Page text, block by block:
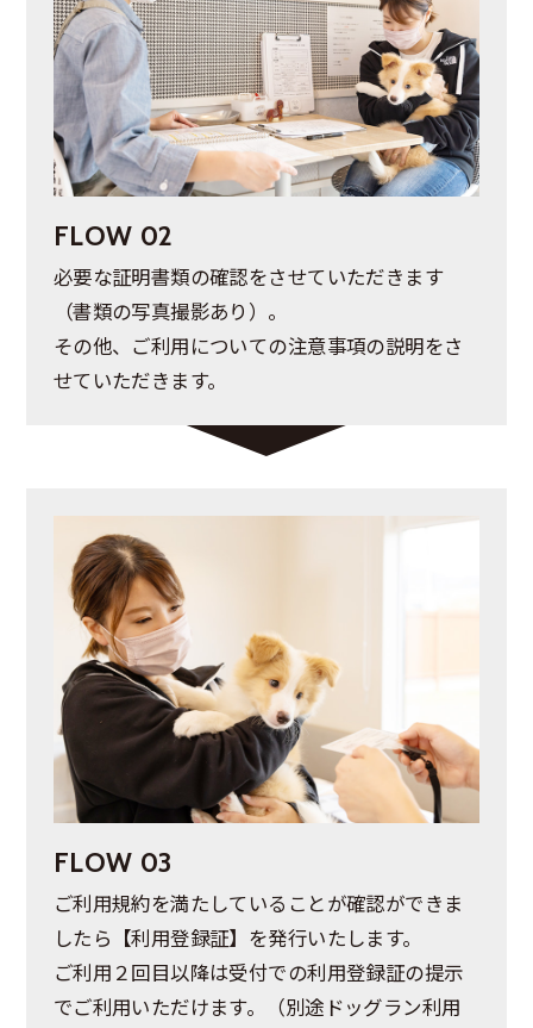
FLOW 02
必要な証明書類の確認をさせていただきます
（書類の写真撮影あり）。
その他、ご利用についての注意事項の説明をさ
せていただきます。
FLOW 03
ご利用規約を満たしていることが確認ができま
したら【利用登録証】を発行いたします。
ご利用２回目以降は受付での利用登録証の提示
でご利用いただけます。（別途ドッグラン利用